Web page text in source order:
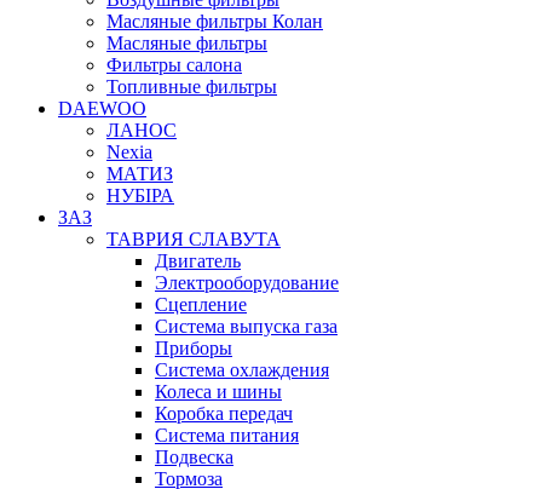
Масляные фильтры Колан
Масляные фильтры
Фильтры салона
Топливные фильтры
DAEWOO
ЛАНОС
Nexia
МАТИЗ
НУБІРА
ЗАЗ
ТАВРИЯ СЛАВУТА
Двигатель
Электрооборудование
Сцепление
Система выпуска газа
Приборы
Система охлаждения
Колеса и шины
Коробка передач
Система питания
Подвеска
Тормоза